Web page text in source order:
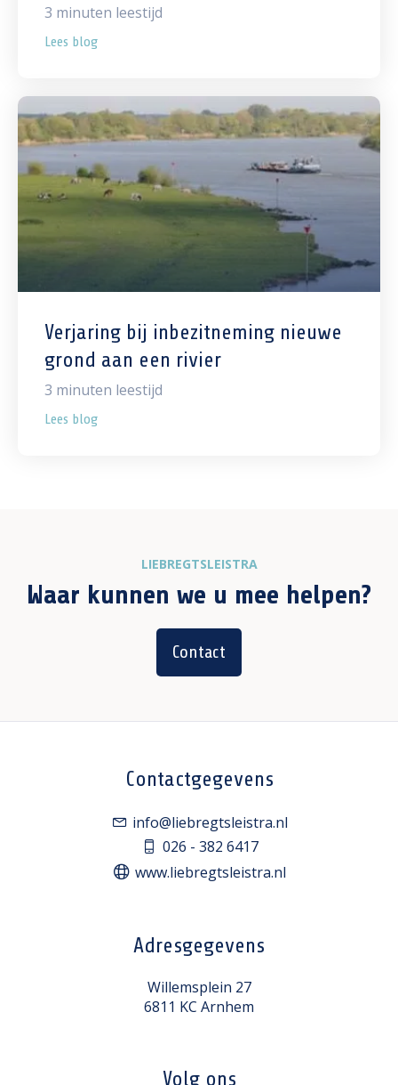
3 minuten leestijd
Lees blog
Verjaring bij inbezitneming nieuwe
grond aan een rivier
3 minuten leestijd
Lees blog
LIEBREGTSLEISTRA
Waar kunnen we u mee helpen?
Contact
Contactgegevens
info@liebregtsleistra.nl
026 - 382 6417
www.liebregtsleistra.nl
Adresgegevens
Willemsplein 27
6811 KC Arnhem
Volg ons